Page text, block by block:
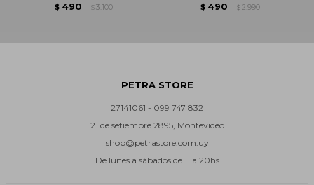
$ 490 $ 3.100 $ 490 $ 2.990
PETRA STORE
27141061 - 099 747 832
21 de setiembre 2895, Montevideo
shop@petrastore.com.uy
De lunes a sábados de 11 a 20hs